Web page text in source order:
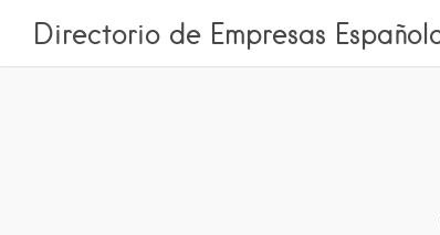
Directorio de Empresas